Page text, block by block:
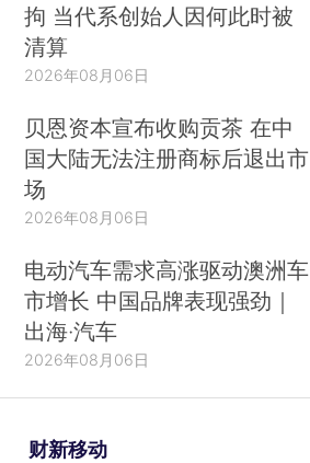
拘 当代系创始人因何此时被
清算
2026年08月06日
贝恩资本宣布收购贡茶 在中
国大陆无法注册商标后退出市
场
2026年08月06日
电动汽车需求高涨驱动澳洲车
市增长 中国品牌表现强劲｜
出海·汽车
2026年08月06日
财新移动